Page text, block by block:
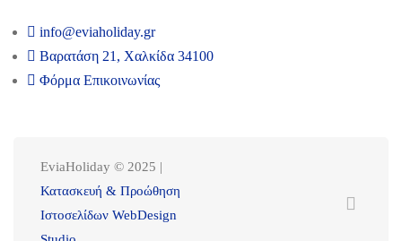
info@eviaholiday.gr
Βαρατάση 21, Χαλκίδα 34100
Φόρμα Επικοινωνίας
EviaHoliday © 2025 |
Κατασκευή & Προώθηση
Ιστοσελίδων WebDesign